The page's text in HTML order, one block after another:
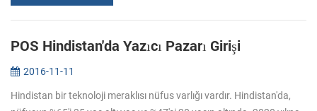
POS Hindistan'da Yazıcı Pazarı Girişi
2016-11-11
Hindistan bir teknoloji meraklısı nüfus varlığı vardır. Hindistan'da,